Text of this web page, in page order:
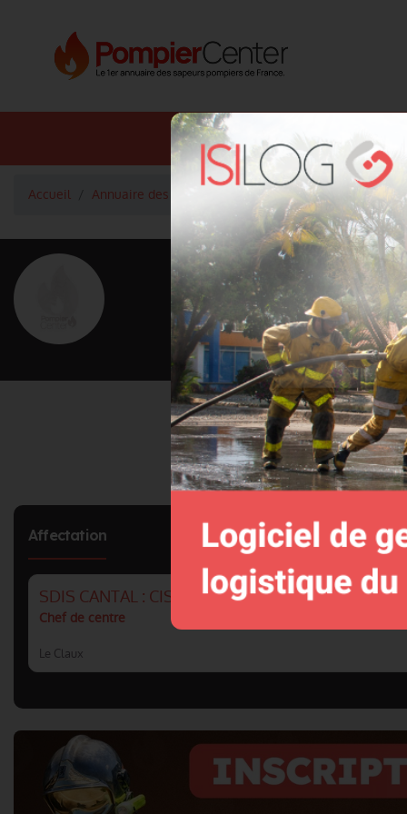
Annuaire SDIS
Accueil Annuaire des pompiers Adjudant-Chef LIADOUZE
< Retour à la liste des pompiers
LIADOUZE
Grade : Adjudant-Chef
Affectation
SDIS CANTAL : CIS LE CLAUX
Chef de centre
Le Claux